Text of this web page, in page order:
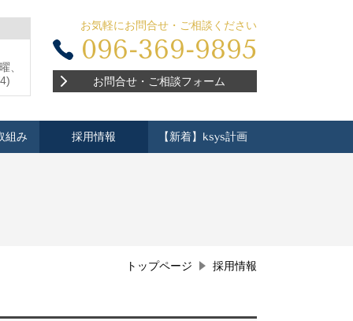
、
お気軽にお問合せ・ご相談ください
096-369-9895
お問合せ・ご相談フォーム
組み 採用情報 【新着】ksys計画
トップページ 採用情報